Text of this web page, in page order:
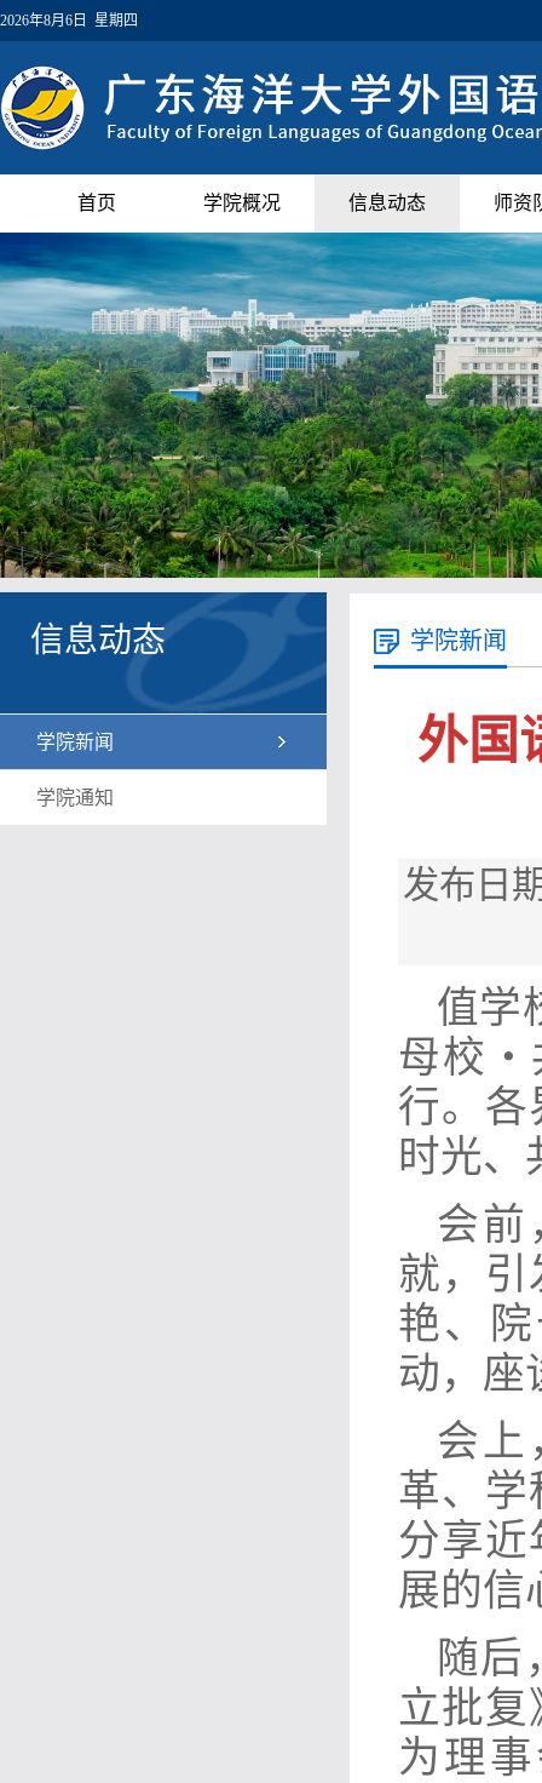
2026年8月6日 星期四
首页 学院概况 信息动态 师资
信息动态
学院新闻
学院通知
学院新闻
外国
发布日
值学
母校
行。各
时光、
会前
就，
艳、
动，座
会上
革、学
分享近
展的信
随后
立批
为理